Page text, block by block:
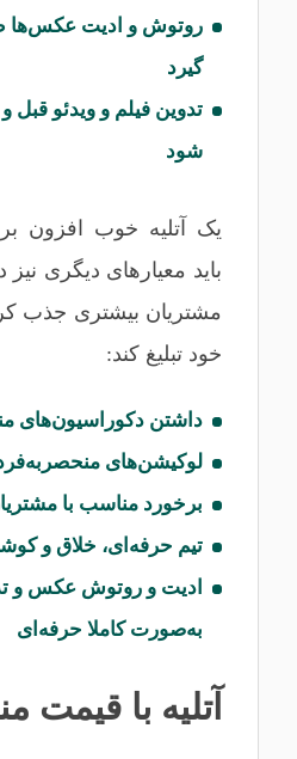
روتوش و ادیت عکس‌ها
گیرد
تدوین فیلم و ویدئو قبل
شود
یک آتلیه خوب افزون بر
باید معیارهای دیگری نیز
مشتریان بیشتری جذب
خود تبلیغ کند:
داشتن دکوراسیون‌های
لوکیشن‌های
برخورد مناسب با
تیم حرفه‌ای، خلاق و
ادیت و روتوش عکس و
به‌صورت کاملا حرفه‌ای
آتلیه با قیمت